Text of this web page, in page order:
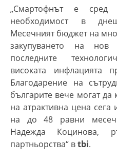
„Смартофнът е сред
необходимост в
Месечният бюджет на
закупуването на
последните
високата инфлацията
Благодарение на
българите вече могат да
на атрактивна цена сега
на до 48 равни
Надежда Коцинова,
партньорства“ вtbi.